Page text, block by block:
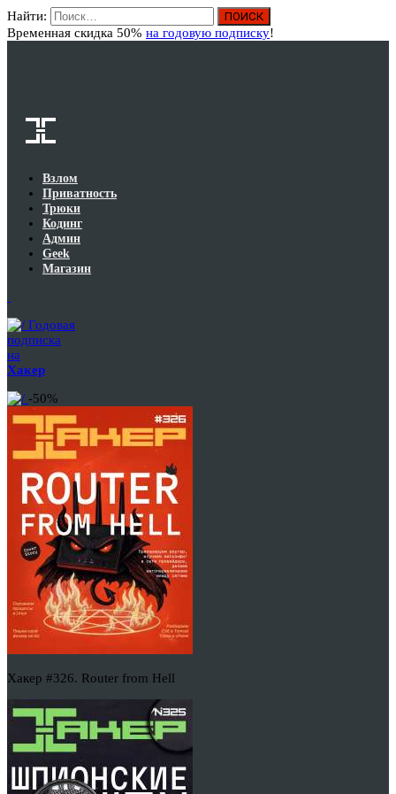
Найти:
Временная скидка 50% на годовую подписку!
Взлом
Приватность
Трюки
Кодинг
Админ
Geek
Магазин
Годовая
подписка
на
Хакер
-50%
Хакер #326. Router from Hell